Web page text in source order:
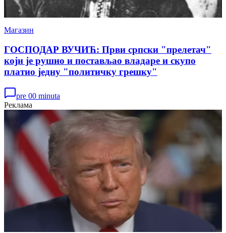
Магазин
ГОСПОДАР ВУЧИЋ: Први српски "прелетач"
који је рушио и постављао владаре и скупо
платио једну "политичку грешку"
pre 00 minuta
Реклама